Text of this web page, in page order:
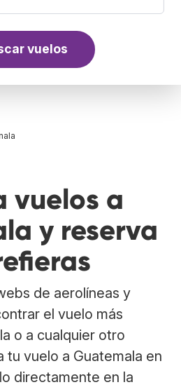
vuelos
vuelos a
y reserva
de aerolíneas y
el vuelo más
o a cualquier otro
tu vuelo a Guatemala en
directamente en la